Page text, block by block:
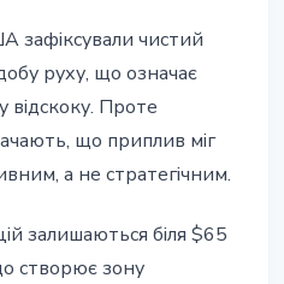
зафіксували чистий
руху, що означає
відскоку. Проте
що приплив міг
а не стратегічним.
залишаються біля $65
створює зону